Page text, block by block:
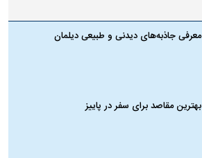
معرفی جاذبه‌های دیدنی و طبیعی دیلمان
بهترین مقاصد برای سفر در پاییز